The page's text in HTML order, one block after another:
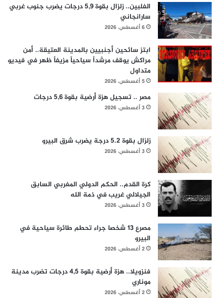
الفلبين.. زلزال بقوة 5,9 درجات يضرب جنوب غربي
سارانجاني
6 أغسطس، 2026
ابتز سائحين أجنبيين بالمدينة العتيقة.. أمن
مراكش يوقف مرشداً سياحياً مزيفاً ظهر في فيديو
متداول
5 أغسطس، 2026
مصر .. تسجيل هزة أرضية بقوة 5,6 درجات
3 أغسطس، 2026
زلزال بقوة 5.2 درجة يضرب شرق البيرو
3 أغسطس، 2026
كرة القدم.. الحكم الدولي المغربي السابق
الجيلالي غريب في ذمة الله
3 أغسطس، 2026
مصرع 13 شخصا جراء تحطم طائرة سياحية في
البيرو
2 أغسطس، 2026
فنزويلا.. هزة أرضية بقوة 4,5 درجات تضرب مدينة
موناري
2 أغسطس، 2026